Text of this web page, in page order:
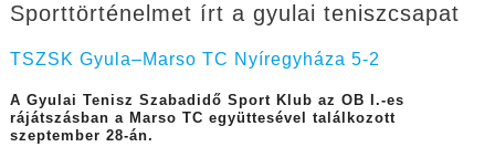
Sporttörténelmet írt a gyulai teniszcsapat
TSZSK Gyula–Marso TC Nyíregyháza 5-2
A Gyulai Tenisz Szabadidő Sport Klub az OB I.-es
rájátszásban a Marso TC együttesével találkozott
szeptember 28-án.